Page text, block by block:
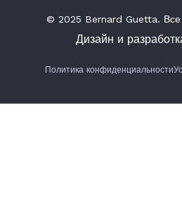
© 2025 Bernard Guetta.
Дизайн и
Политика конфиденциальности